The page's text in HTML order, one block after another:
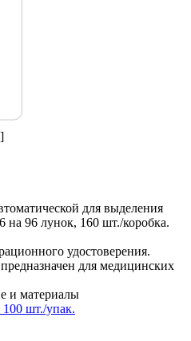
для выделения
на 96 лунок, 160 шт./коробка.
удостоверения.
для медицинских
и материалы
шт./упак.